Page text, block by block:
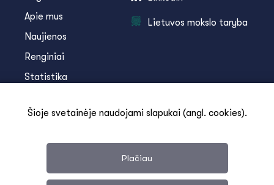
Apie mus
Naujienos
Renginiai
Statistika
Kontaktai
Lietuvos mokslo taryba
Šioje svetainėje naudojami slapukai (angl. cookies).
Plačiau